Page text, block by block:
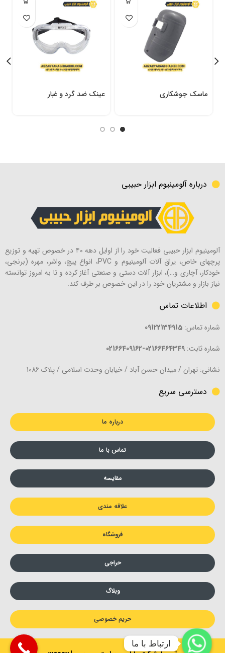
ماسک جوشکاری عینک ضد گرد و غبار
درباره آلومینیوم ابزار حبیبی
آلومینیوم ابزار حبیبی فعالیت خود را از اوایل دهه ۴۰ در خصوص تهیه و توزیع
پرچهای خاص، یراق آلات آلومینیوم و PVC، انواع پیچ، واشر، مهره (برنجی،
خودکار، آچاری و…)، ابزار آلات دستی و صنعتی آغاز کرده و تا به امروز توانسته
نیاز بازار و مشتریان خود را در این خصوص بر طرف کند.
اطلاعات تماس
شماره تماس: 09122134915
شماره ثابت: 02166464349-02166409162
نشانی: تهران / میدان حسن آباد / خیابان وحدت اسلامی / پلاک 1086
دسترسی سریع
درباره ما
تماس با ما
مقایسه
علاقه مندی
فروشگاه
حراجی
وبلاگ
حریم خصوصی
ارتباط با ما